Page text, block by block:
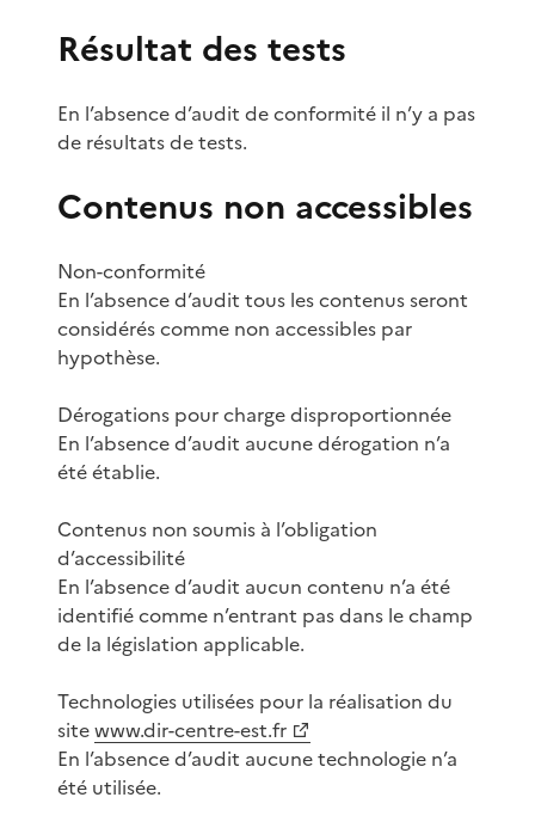
Résultat des tests
En l’absence d’audit de conformité il n’y a pas
de résultats de tests.
Contenus non accessibles
Non-conformité
En l’absence d’audit tous les contenus seront
considérés comme non accessibles par
hypothèse.
Dérogations pour charge disproportionnée
En l’absence d’audit aucune dérogation n’a
été établie.
Contenus non soumis à l’obligation
d’accessibilité
En l’absence d’audit aucun contenu n’a été
identifié comme n’entrant pas dans le champ
de la législation applicable.
Technologies utilisées pour la réalisation du
sitewww.dir-centre-est.fr
En l’absence d’audit aucune technologie n’a
été utilisée.